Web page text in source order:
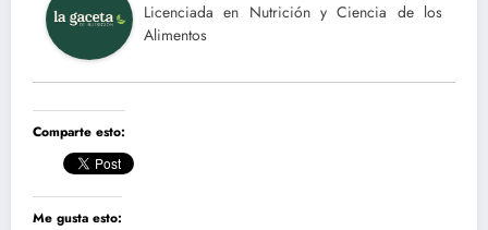
Licenciada en Nutrición y Ciencia de los
Alimentos
Comparte esto:
Me gusta esto: